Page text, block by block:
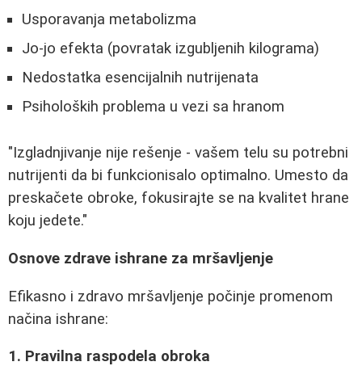
Usporavanja metabolizma
Jo-jo efekta (povratak izgubljenih kilograma)
Nedostatka esencijalnih nutrijenata
Psiholoških problema u vezi sa hranom
"Izgladnjivanje nije rešenje - vašem telu su potrebni
nutrijenti da bi funkcionisalo optimalno. Umesto da
preskačete obroke, fokusirajte se na kvalitet hrane
koju jedete."
Osnove zdrave ishrane za mršavljenje
Efikasno i zdravo mršavljenje počinje promenom
načina ishrane:
1. Pravilna raspodela obroka